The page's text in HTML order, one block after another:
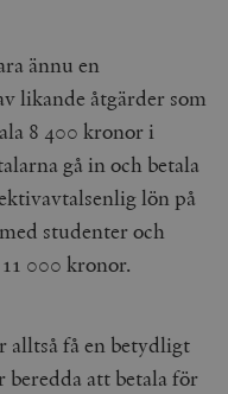
ännu en
likande åtgärder som
8 400 kronor i
gå in och betala
lön på
studenter och
000 kronor.
alltså få en betydligt
beredda att betala för